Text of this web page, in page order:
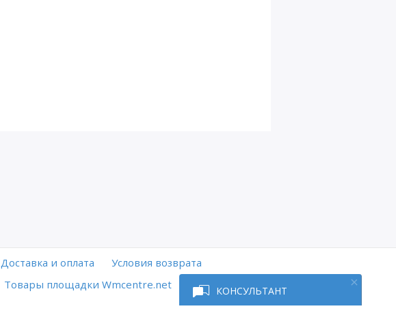
КОНСУЛЬТАНТ
Доставка и оплата
Условия возврата
Товары площадки Wmcentre.net